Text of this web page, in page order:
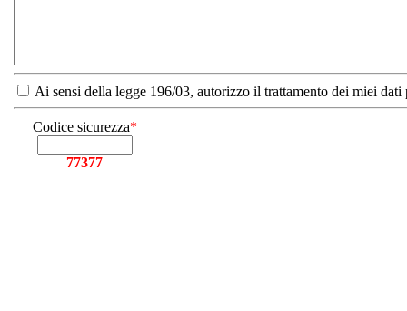
Ai sensi della legge 196/03, autorizzo il trattamento dei miei
Codice sicurezza*
77377